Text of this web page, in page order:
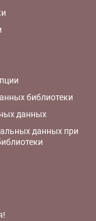
библиотеки
данных
данных при